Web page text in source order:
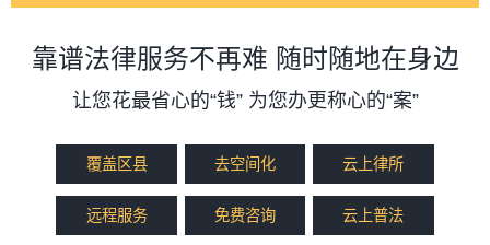
靠谱法律服务不再难 随时随地在身边
让您花最省心的“钱” 为您办更称心的“案”
覆盖区县 去空间化 云上律所
远程服务 免费咨询 云上普法